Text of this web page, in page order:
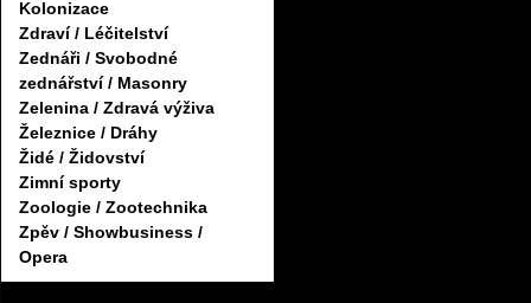
Kolonizace
Zdraví / Léčitelství
Zednáři / Svobodné
zednářství / Masonry
Zelenina / Zdravá výživa
Železnice / Dráhy
Židé / Židovství
Zimní sporty
Zoologie / Zootechnika
Zpěv / Showbusiness /
Opera